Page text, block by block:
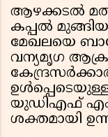
ആഴക്കടൽ
കപ്പൽ
മേഖലയെ
വന്യമൃഗ
യുഡിഎഫ്
ശക്തമായി